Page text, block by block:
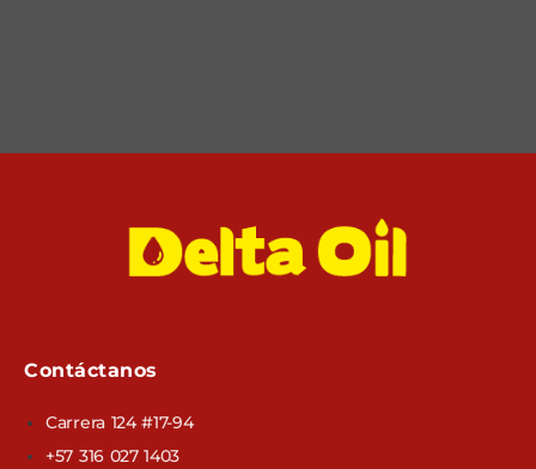
Contáctanos
Carrera 124 #17-94
+57 316 027 1403